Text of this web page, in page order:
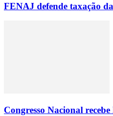
FENAJ defende taxação
Congresso Nacional